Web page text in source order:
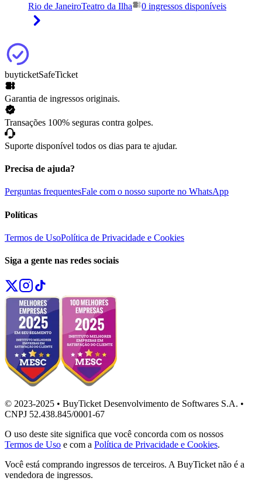
Rio de JaneiroTeatro da Ilha 0 ingressos disponíveis
buyticketSafeTicket
Garantia de ingressos originais.
Transações 100% seguras contra golpes.
Suporte disponível todos os dias para te ajudar.
Precisa de ajuda?
Perguntas frequentesFale com o nosso suporte no WhatsApp
Políticas
Termos de UsoPolítica de Privacidade e Cookies
Siga a gente nas redes sociais
© 2023-2025 • BuyTicket Desenvolvimento de Softwares S.A. •
CNPJ 52.438.845/0001-67
O uso deste site significa que você concorda com os nossos
Termos de Uso e com a Política de Privacidade e Cookies.
Você está comprando ingressos de terceiros. A BuyTicket não é a
vendedora de ingressos.